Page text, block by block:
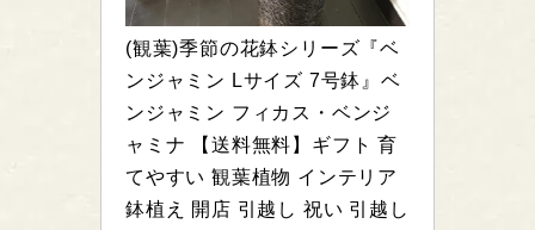
(観葉)季節の花鉢シリーズ『ベ
ンジャミン Lサイズ 7号鉢』ベ
ンジャミン フィカス・ベンジ
ャミナ 【送料無料】ギフト 育
てやすい 観葉植物 インテリア
鉢植え 開店 引越し 祝い 引越し